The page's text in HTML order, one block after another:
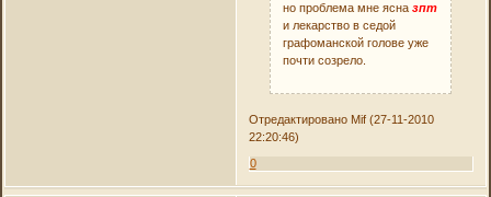
но проблема мне ясназпт
и лекарство в седой
графоманской голове уже
почти созрело.
Отредактировано Mif (27-11-2010
22:20:46)
0